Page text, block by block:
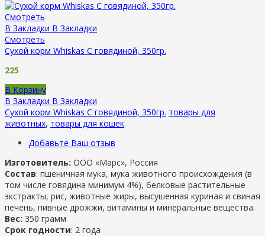
Смотреть
В Закладки В Закладки
Смотреть
Сухой корм Whiskas С говядиной, 350гр.
225
В Корзину
В Закладки В Закладки
Сухой корм Whiskas С говядиной, 350гр. товары для
животных, товары для кошек.
Добавьте Ваш отзыв
Изготовитель: ООО «Марс», Россия
Состав: пшеничная мука, мука животного происхождения (в
том числе говядина минимум 4%), белковые растительные
экстракты, рис, животные жиры, высушенная куриная и свиная
печень, пивные дрожжи, витамины и минеральные вещества.
Вес: 350 грамм
Срок годности: 2 года